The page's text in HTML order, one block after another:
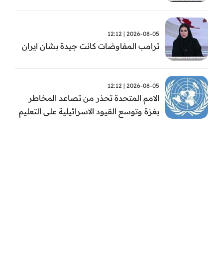
2026-08-05 | 12:12
ترامب المفاوضات كانت جيدة بشان ايران
2026-08-05 | 12:12
الامم المتحدة تحذر من تصاعد المخاطر
بغزة وتوسع القيود الاسرائيلية على التعليم